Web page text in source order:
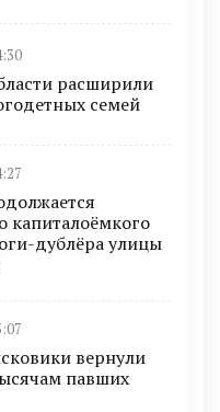
расширили
семей
капиталоёмкого
дублёра улицы
вернули
павших